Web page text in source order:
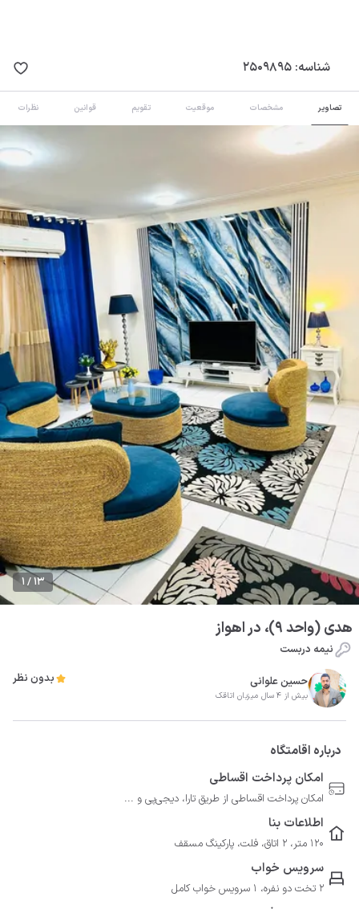
شناسه: 2509895
تصاویر مشخصات موقعیت تقویم قوانین نظرات
1 / 13
هدی (واحد 9)، در اهواز
نیمه دربست
حسین علوانی
بیش از 4 سال میزبان اتاقک
بدون نظر
درباره اقامتگاه
امکان پرداخت اقساطی
امکان پرداخت اقساطی از طریق تارا، دیجی‌پی و ...
اطلاعات بنا
120 متر، 2 اتاق، فلت، پارکینگ مسقف
سرویس خواب
2 تخت دو نفره، 1 سرویس خواب کامل